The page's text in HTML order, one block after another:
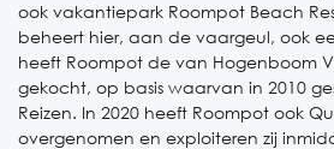
ook vakantiepark Roompot Beach
beheert hier, aan de vaargeul, ook
heeft Roompot de van Hogenboom
gekocht, op basis waarvan in 2010
Reizen. In 2020 heeft Roompot ook
overgenomen en exploiteren zij